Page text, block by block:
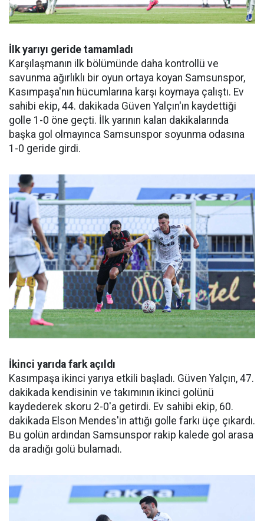
İlk yarıyı geride tamamladı
Karşılaşmanın ilk bölümünde daha kontrollü ve
savunma ağırlıklı bir oyun ortaya koyan Samsunspor,
Kasımpaşa'nın hücumlarına karşı koymaya çalıştı. Ev
sahibi ekip, 44. dakikada Güven Yalçın'ın kaydettiği
golle 1-0 öne geçti. İlk yarının kalan dakikalarında
başka gol olmayınca Samsunspor soyunma odasına
1-0 geride girdi.
İkinci yarıda fark açıldı
Kasımpaşa ikinci yarıya etkili başladı. Güven Yalçın, 47.
dakikada kendisinin ve takımının ikinci golünü
kaydederek skoru 2-0'a getirdi. Ev sahibi ekip, 60.
dakikada Elson Mendes'in attığı golle farkı üçe çıkardı.
Bu golün ardından Samsunspor rakip kalede gol arasa
da aradığı golü bulamadı.